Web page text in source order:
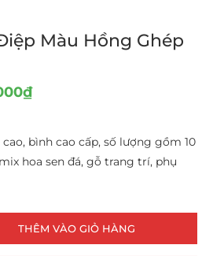
Màu Hồng Ghép
₫
bình cao cấp, số lượng gồm 10
hoa sen đá, gỗ trang trí, phụ
THÊM VÀO GIỎ HÀNG